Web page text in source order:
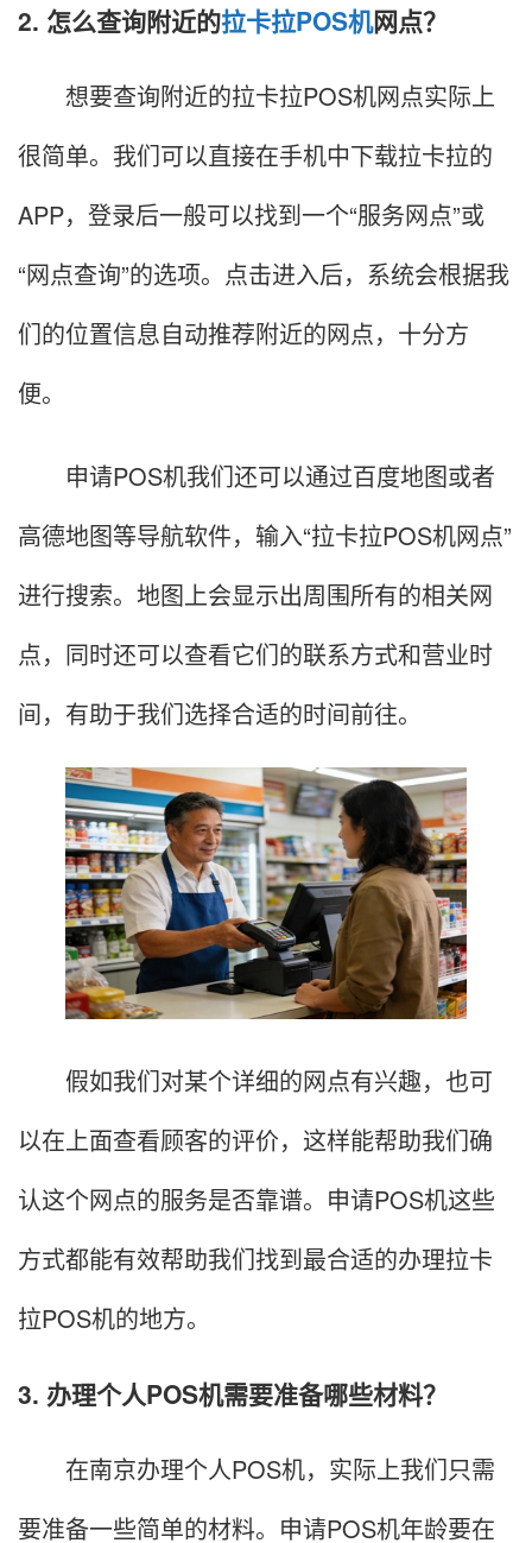
2. 怎么查询附近的拉卡拉POS机网点？
想要查询附近的拉卡拉POS机网点实际上
很简单。我们可以直接在手机中下载拉卡拉的
APP，登录后一般可以找到一个“服务网点”或
“网点查询”的选项。点击进入后，系统会根据我
们的位置信息自动推荐附近的网点，十分方
便。
申请POS机我们还可以通过百度地图或者
高德地图等导航软件，输入“拉卡拉POS机网点”
进行搜索。地图上会显示出周围所有的相关网
点，同时还可以查看它们的联系方式和营业时
间，有助于我们选择合适的时间前往。
假如我们对某个详细的网点有兴趣，也可
以在上面查看顾客的评价，这样能帮助我们确
认这个网点的服务是否靠谱。申请POS机这些
方式都能有效帮助我们找到最合适的办理拉卡
拉POS机的地方。
3. 办理个人POS机需要准备哪些材料？
在南京办理个人POS机，实际上我们只需
要准备一些简单的材料。申请POS机年龄要在